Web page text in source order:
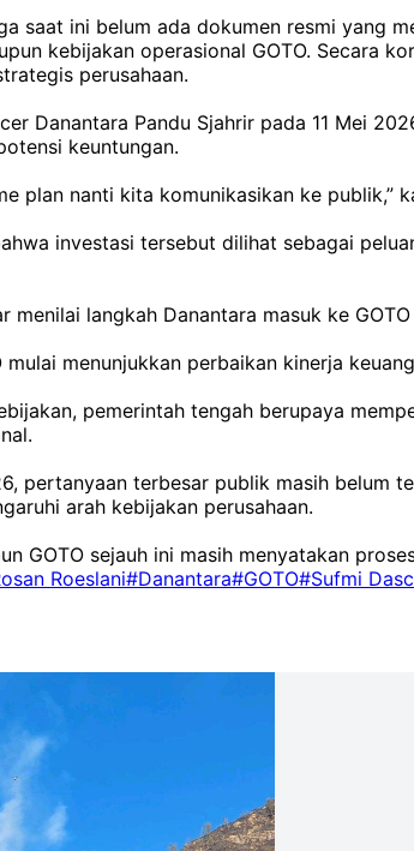
saat ini belum ada dokumen resmi yang
kebijakan operasional GOTO. Secara
perusahaan.
Danantara Pandu Sjahrir pada 11 Mei
keuntungan.
plan nanti kita komunikasikan ke publik,”
investasi tersebut dilihat sebagai
menilai langkah Danantara masuk ke
mulai menunjukkan perbaikan kinerja
pemerintah tengah berupaya
pertanyaan terbesar publik masih belum
arah kebijakan perusahaan.
GOTO sejauh ini masih menyatakan
Roeslani#Danantara#GOTO#Sufmi